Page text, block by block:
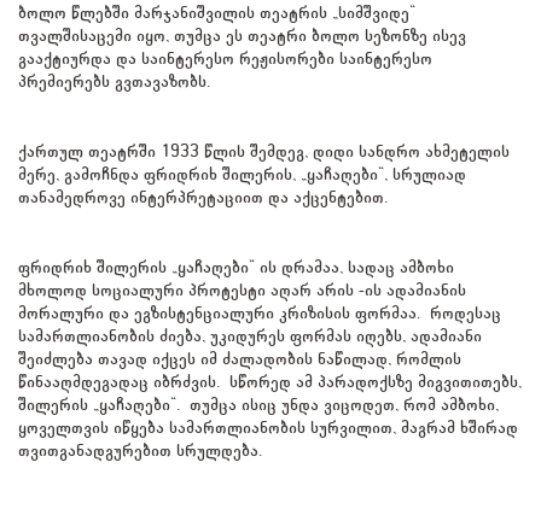
ბოლო წლებში მარჯანიშვილის თეატრის „სიმშვიდე“
თვალშისაცემი იყო, თუმცა ეს თეატრი ბოლო სეზონზე ისევ
გააქტიურდა და საინტერესო რეჟისორები საინტერესო
პრემიერებს გვთავაზობს.
ქართულ თეატრში 1933 წლის შემდეგ, დიდი სანდრო ახმეტელის
მერე, გამოჩნდა ფრიდრიხ შილერის, „ყაჩაღები“, სრულიად
თანამედროვე ინტერპრეტაციით და აქცენტებით.
ფრიდრიხ შილერის „ყაჩაღები“ ის დრამაა, სადაც ამბოხი
მხოლოდ სოციალური პროტესტი აღარ არის -ის ადამიანის
მორალური და ეგზისტენციალური კრიზისის ფორმაა. როდესაც
სამართლიანობის ძიება, უკიდურეს ფორმას იღებს, ადამიანი
შეიძლება თავად იქცეს იმ ძალადობის ნაწილად, რომლის
წინააღმდეგადაც იბრძვის. სწორედ ამ პარადოქსზე მიგვითითებს,
შილერის „ყაჩაღები“. თუმცა ისიც უნდა ვიცოდეთ, რომ ამბოხი,
ყოველთვის იწყება სამართლიანობის სურვილით, მაგრამ ხშირად
თვითგანადგურებით სრულდება.